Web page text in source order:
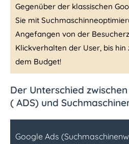
Gegenüber der klassischen
Sie mit
Angefangen von der
Klickverhalten der User, bis
dem Budget!
Der Unterschied
( ADS) und
Google Ads